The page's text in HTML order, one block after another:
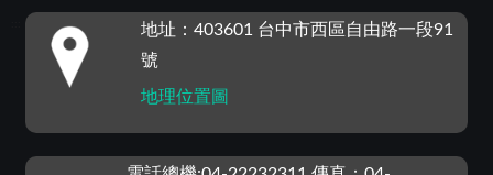
地址：403601 台中市西區自由路一段91
號
地理位置圖